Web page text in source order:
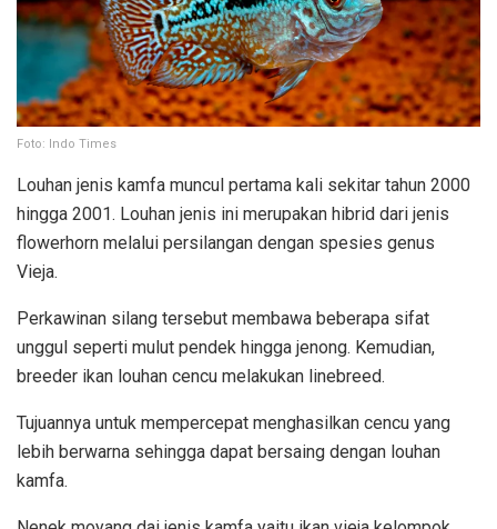
Foto: Indo Times
Louhan jenis kamfa muncul pertama kali sekitar tahun 2000
hingga 2001. Louhan jenis ini merupakan hibrid dari jenis
flowerhorn melalui persilangan dengan spesies genus
Vieja.
Perkawinan silang tersebut membawa beberapa sifat
unggul seperti mulut pendek hingga jenong. Kemudian,
breeder ikan louhan cencu melakukan linebreed.
Tujuannya untuk mempercepat menghasilkan cencu yang
lebih berwarna sehingga dapat bersaing dengan louhan
kamfa.